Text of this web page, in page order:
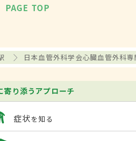
PAGE TOP
日本血管外科学会心臓血管外科
寄り添うアプローチ
症状を知る